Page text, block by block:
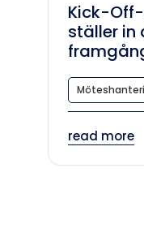
Kick-
ställer in
read more